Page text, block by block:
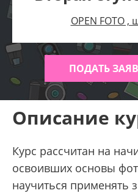
OPEN FOTO
ПОДАТЬ
Описание
Курс рассчитан на
освоивших основы
научиться применять